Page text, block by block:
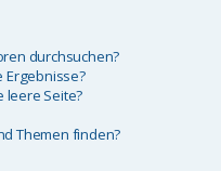
durchsuchen?
Ergebnisse?
leere Seite?
Themen finden?